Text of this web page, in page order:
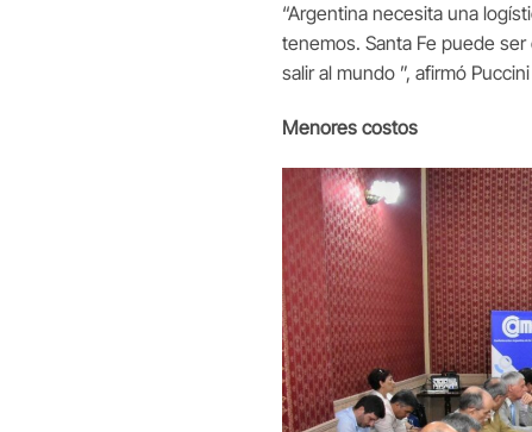
“Argentina necesita una
tenemos. Santa Fe puede
salir al mundo ”, afirmó
Menores costos